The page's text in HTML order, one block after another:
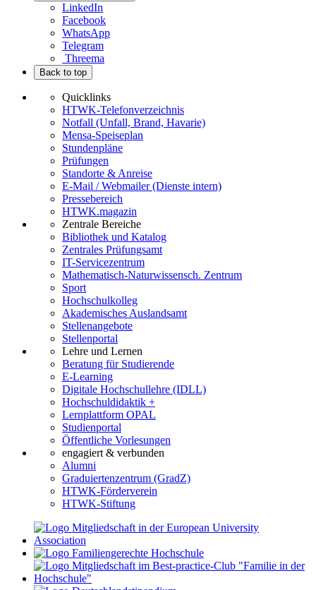
LinkedIn
Facebook
WhatsApp
Telegram
Threema
Back to top
Quicklinks
HTWK-Telefonverzeichnis
Notfall (Unfall, Brand, Havarie)
Mensa-Speiseplan
Stundenpläne
Prüfungen
Standorte & Anreise
E-Mail / Webmailer (Dienste intern)
Pressebereich
HTWK.magazin
Zentrale Bereiche
Bibliothek und Katalog
Zentrales Prüfungsamt
IT-Servicezentrum
Mathematisch-Naturwissensch. Zentrum
Sport
Hochschulkolleg
Akademisches Auslandsamt
Stellenangebote
Stellenportal
Lehre und Lernen
Beratung für Studierende
E-Learning
Digitale Hochschullehre (IDLL)
Hochschuldidaktik +
Lernplattform OPAL
Studienportal
Öffentliche Vorlesungen
engagiert & verbunden
Alumni
Graduiertenzentrum (GradZ)
HTWK-Förderverein
HTWK-Stiftung